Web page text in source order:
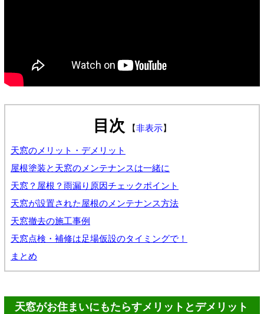
目次 【非表示】
天窓のメリット・デメリット
屋根塗装と天窓のメンテナンスは一緒に
天窓？屋根？雨漏り原因チェックポイント
天窓が設置された屋根のメンテナンス方法
天窓撤去の施工事例
天窓点検・補修は足場仮設のタイミングで！
まとめ
天窓がお住まいにもたらすメリットとデメリット